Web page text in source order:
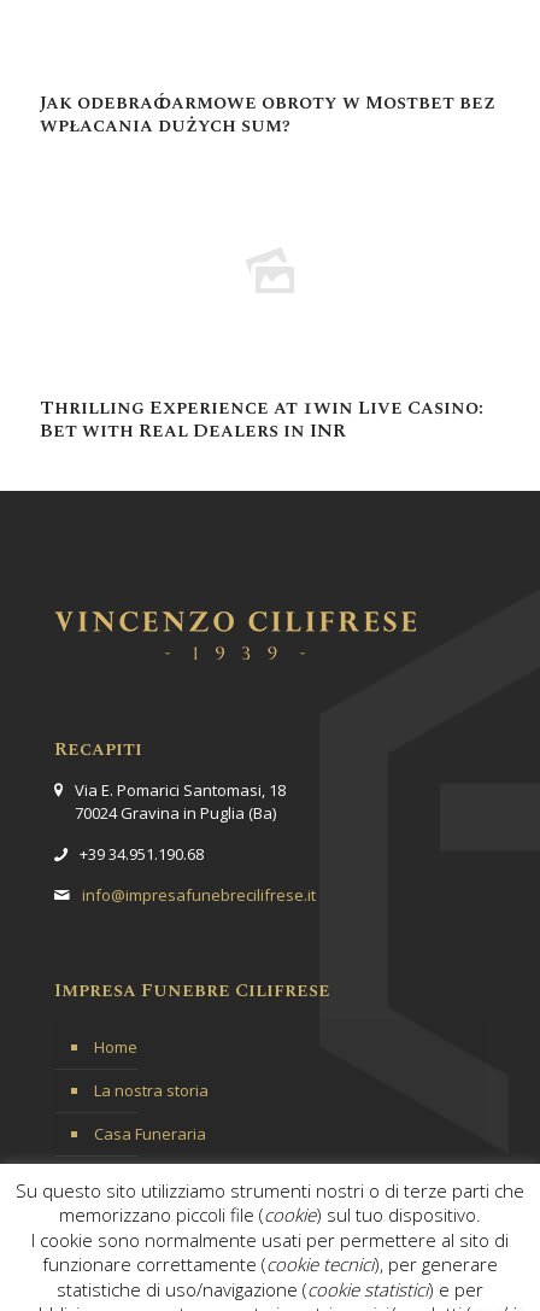
Jak odebrać darmowe obroty w Mostbet bez
wpłacania dużych sum?
Thrilling Experience at 1win Live Casino:
Bet with Real Dealers in INR
Recapiti
Via E. Pomarici Santomasi, 18
70024 Gravina in Puglia (Ba)
+39 34.951.190.68
info@impresafunebrecilifrese.it
Impresa Funebre Cilifrese
Home
La nostra storia
Casa Funeraria
Contattaci
Su questo sito utilizziamo strumenti nostri o di terze parti che
memorizzano piccoli file (cookie) sul tuo dispositivo.
I cookie sono normalmente usati per permettere al sito di
funzionare correttamente (cookie tecnici), per generare
statistiche di uso/navigazione (cookie statistici) e per